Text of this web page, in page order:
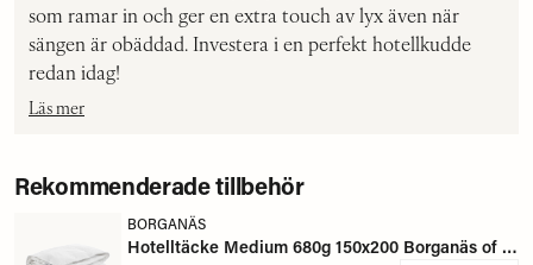
som ramar in och ger en extra touch av lyx även när
sängen är obäddad. Investera i en perfekt hotellkudde
redan idag!
Läs mer
Rekommenderade tillbehör
BORGANÄS
Hotelltäcke Medium 680g 150x200 Borganäs of Sweden